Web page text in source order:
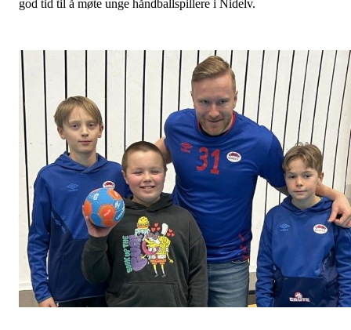
god tid til å møte unge håndballspillere i Nidelv.